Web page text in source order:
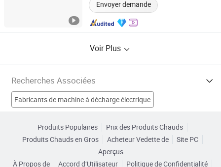
Envoyer demande
Voir Plus
Recherches Associées
Fabricants de machine à décharge électrique
Fabricants de Machine de compression Fabricants de Outil
Produits Populaires
Prix des Produits Chauds
Produits Chauds en Gros
Acheteur Vedette de
Site PC
Aperçus
À Propos de
Accord d’Utilisateur Politique de Confidentialité